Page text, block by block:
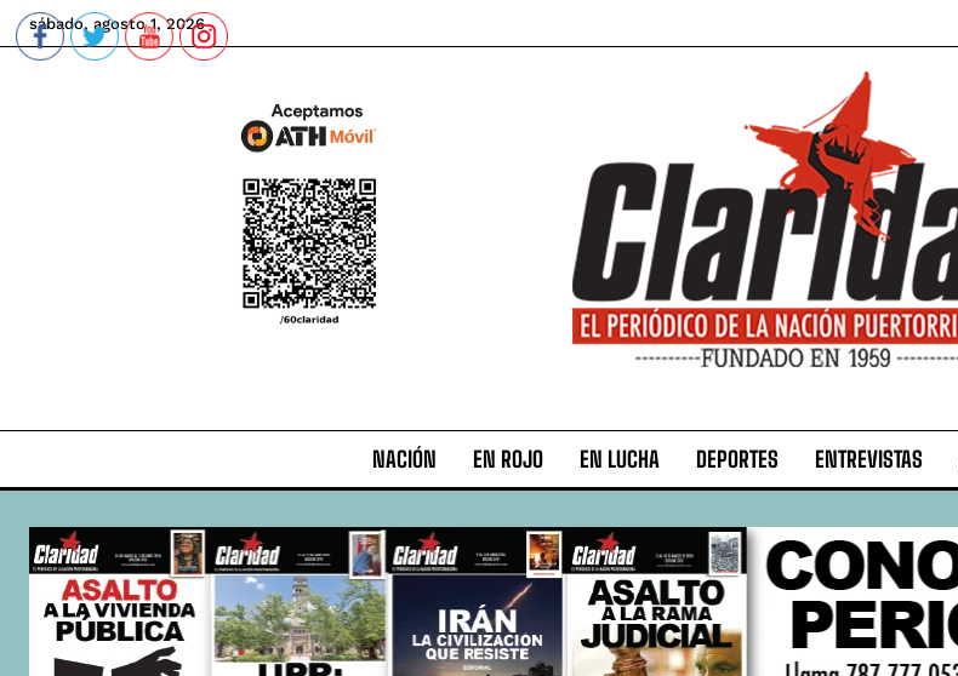
sábado, agosto 1, 2026
NACIÓN EN ROJO EN LUCHA DEPORTES ENTREVISTAS